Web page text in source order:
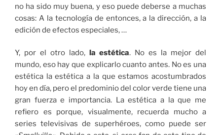
no ha sido muy buena, y eso puede deberse a muchas
cosas: A la tecnología de entonces, a la dirección, a la
edición de efectos especiales, …
Y, por el otro lado,la estética. No es la mejor del
mundo, eso hay que explicarlo cuanto antes. No es una
estética la estética a la que estamos acostumbrados
hoy en día, pero el predominio del color verde tiene una
gran fuerza e importancia. La estética a la que me
refiero es porque, visualmente, recuerda mucho a
series televisivas de superhéroes, como puede ser